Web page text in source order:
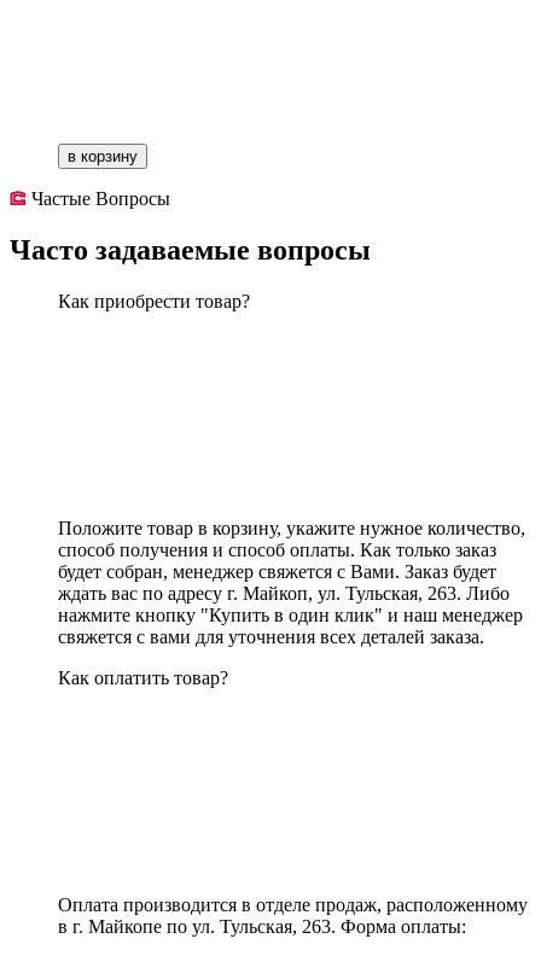
в корзину
Частые Вопросы
Часто задаваемые вопросы
Как приобрести товар?
Положите товар в корзину, укажите нужное количество,
способ получения и способ оплаты. Как только заказ
будет собран, менеджер свяжется с Вами. Заказ будет
ждать вас по адресу г. Майкоп, ул. Тульская, 263. Либо
нажмите кнопку "Купить в один клик" и наш менеджер
свяжется с вами для уточнения всех деталей заказа.
Как оплатить товар?
Оплата производится в отделе продаж, расположенному
в г. Майкопе по ул. Тульская, 263. Форма оплаты: